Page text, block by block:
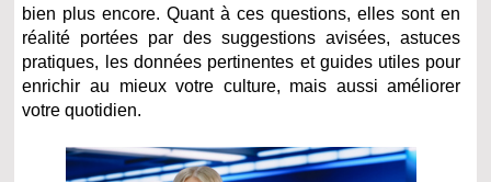
bien plus encore. Quant à ces questions, elles sont en
réalité portées par des suggestions avisées, astuces
pratiques, les données pertinentes et guides utiles pour
enrichir au mieux votre culture, mais aussi améliorer
votre quotidien.